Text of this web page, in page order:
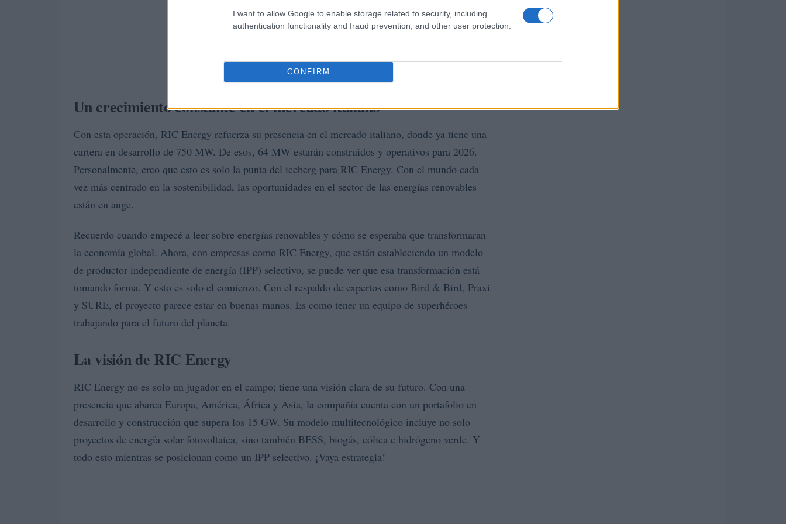
I want to allow Google to enable storage related to security, including
authentication functionality and fraud prevention, and other user protection.
CONFIRM
Un crecimiento constante en el mercado italiano
Con esta operación, RIC Energy refuerza su presencia en el mercado italiano, donde ya tiene una
cartera en desarrollo de 750 MW. De esos, 64 MW estarán construidos y operativos para 2026.
Personalmente, creo que esto es solo la punta del iceberg para RIC Energy. Con el mundo cada
vez más centrado en la sostenibilidad, las oportunidades en el sector de las energías renovables
están en auge.
Recuerdo cuando empecé a leer sobre energías renovables y cómo se esperaba que transformaran
la economía global. Ahora, con empresas como RIC Energy, que están estableciendo un modelo
de productor independiente de energía (IPP) selectivo, se puede ver que esa transformación está
tomando forma. Y esto es solo el comienzo. Con el respaldo de expertos como Bird & Bird, Praxi
y SURE, el proyecto parece estar en buenas manos. Es como tener un equipo de superhéroes
trabajando para el futuro del planeta.
La visión de RIC Energy
RIC Energy no es solo un jugador en el campo; tiene una visión clara de su futuro. Con una
presencia que abarca Europa, América, África y Asia, la compañía cuenta con un portafolio en
desarrollo y construcción que supera los 15 GW. Su modelo multitecnológico incluye no solo
proyectos de energía solar fotovoltaica, sino también BESS, biogás, eólica e hidrógeno verde. Y
todo esto mientras se posicionan como un IPP selectivo. ¡Vaya estrategia!